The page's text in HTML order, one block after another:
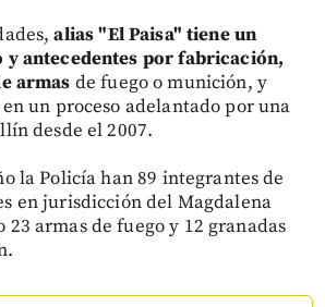
alias "El Paisa" tiene un
antecedentes por fabricación,
armas de fuego o munición, y
un proceso adelantado por una
desde el 2007.
la Policía han 89 integrantes de
en jurisdicción del Magdalena
armas de fuego y 12 granadas